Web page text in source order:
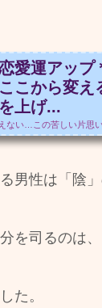
愛運アップ
こから変え
上げ...
ない…この苦しい片思
尽きませんよね…。 そ
案☆ 風水では玄関の次
男性は「陰
を司るのは
た。